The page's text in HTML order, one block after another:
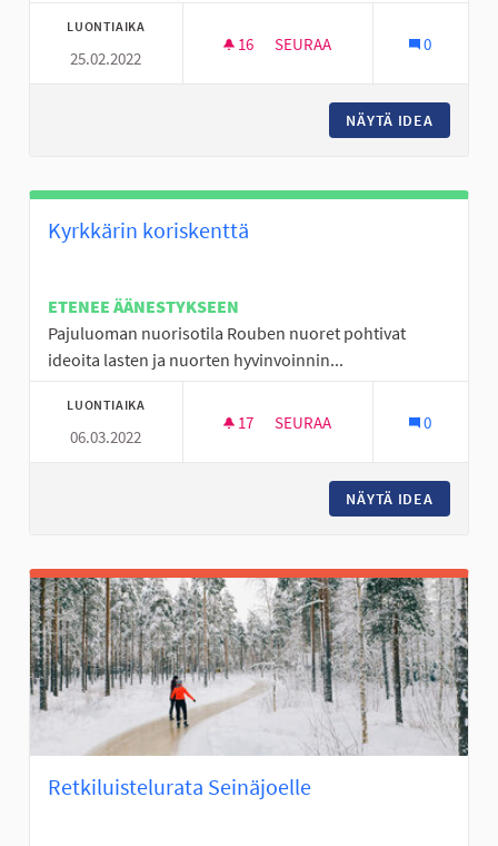
LUONTIAIKA
25.02.2022
16 16 SEURAAJAA
SEURAA 0
NÄYTÄ IDEA
Kyrkkärin koriskenttä
ETENEE ÄÄNESTYKSEEN
Pajuluoman nuorisotila Rouben nuoret pohtivat
ideoita lasten ja nuorten hyvinvoinnin...
LUONTIAIKA
06.03.2022
17 17 SEURAAJAA
SEURAA 0
NÄYTÄ IDEA
Retkiluistelurata Seinäjoelle